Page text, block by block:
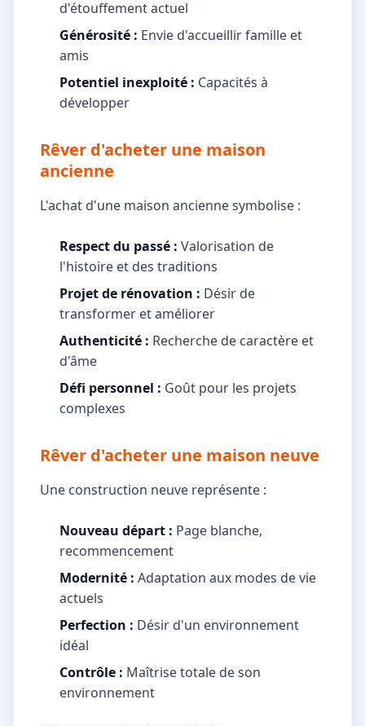
d'étouffement actuel
Générosité : Envie d'accueillir famille et
amis
Potentiel inexploité : Capacités à
développer
Rêver d'acheter une maison
ancienne
L'achat d'une maison ancienne symbolise :
Respect du passé : Valorisation de
l'histoire et des traditions
Projet de rénovation : Désir de
transformer et améliorer
Authenticité : Recherche de caractère et
d'âme
Défi personnel : Goût pour les projets
complexes
Rêver d'acheter une maison neuve
Une construction neuve représente :
Nouveau départ : Page blanche,
recommencement
Modernité : Adaptation aux modes de vie
actuels
Perfection : Désir d'un environnement
idéal
Contrôle : Maîtrise totale de son
environnement